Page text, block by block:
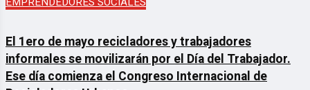
El 1ero de mayo recicladores y trabajadores
informales se movilizarán por el Día del Trabajador.
Ese día comienza el Congreso Internacional de